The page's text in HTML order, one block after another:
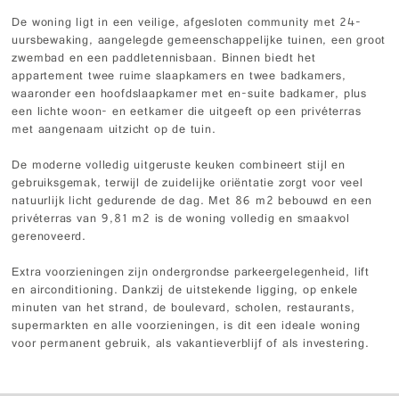
De woning ligt in een veilige, afgesloten community met 24-
uursbewaking, aangelegde gemeenschappelijke tuinen, een groot
zwembad en een paddletennisbaan. Binnen biedt het
appartement twee ruime slaapkamers en twee badkamers,
waaronder een hoofdslaapkamer met en-suite badkamer, plus
een lichte woon- en eetkamer die uitgeeft op een privéterras
met aangenaam uitzicht op de tuin.
De moderne volledig uitgeruste keuken combineert stijl en
gebruiksgemak, terwijl de zuidelijke oriëntatie zorgt voor veel
natuurlijk licht gedurende de dag. Met 86 m2 bebouwd en een
privéterras van 9,81 m2 is de woning volledig en smaakvol
gerenoveerd.
Extra voorzieningen zijn ondergrondse parkeergelegenheid, lift
en airconditioning. Dankzij de uitstekende ligging, op enkele
minuten van het strand, de boulevard, scholen, restaurants,
supermarkten en alle voorzieningen, is dit een ideale woning
voor permanent gebruik, als vakantieverblijf of als investering.